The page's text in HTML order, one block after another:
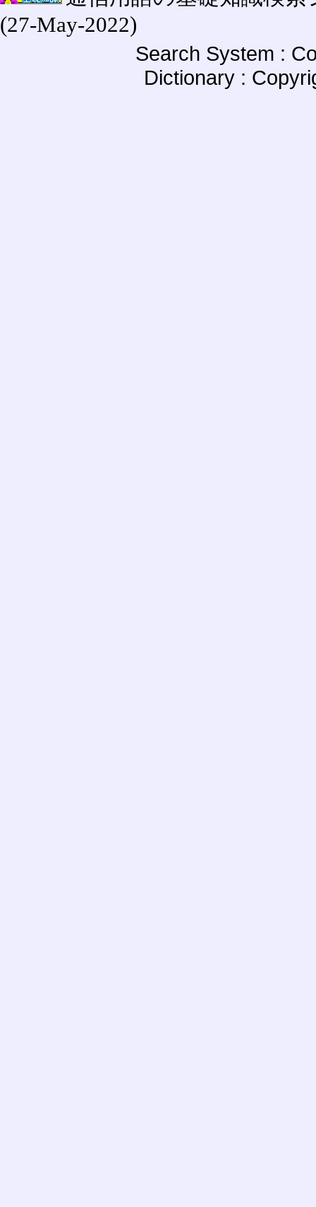
(27-May-2022)
Search System :
Dictionary :